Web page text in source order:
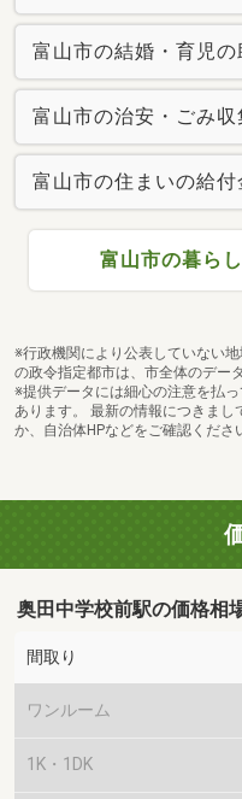
富山市の結婚・育児の
富山市の治安・ごみ収
富山市の住まいの給付
富山市の暮ら
※行政機関により公表していない
の政令指定都市は、市全体のデー
※提供データには細心の注意を払
あります。 最新の情報につきまし
か、自治体HPなどをご確認くださ
奥田中学校前駅の価格相
間取り
ワンルーム
1K・1DK